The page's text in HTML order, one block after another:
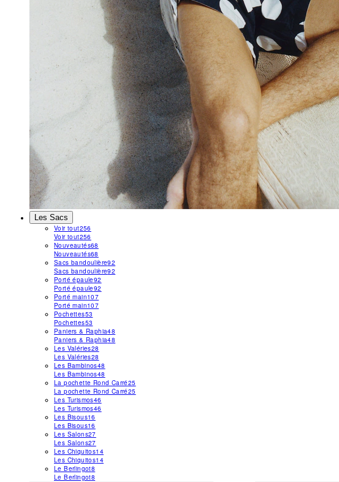
Les Sacs
Voir tout256
Voir tout256
Nouveautés68
Nouveautés68
Sacs bandoulière92
Sacs bandoulière92
Porté épaule92
Porté épaule92
Porté main107
Porté main107
Pochettes53
Pochettes53
Paniers & Raphia48
Paniers & Raphia48
Les Valéries28
Les Valéries28
Les Bambinos48
Les Bambinos48
La pochette Rond Carré25
La pochette Rond Carré25
Les Turismos46
Les Turismos46
Les Bisous16
Les Bisous16
Les Salons27
Les Salons27
Les Chiquitos14
Les Chiquitos14
Le Berlingot8
Le Berlingot8